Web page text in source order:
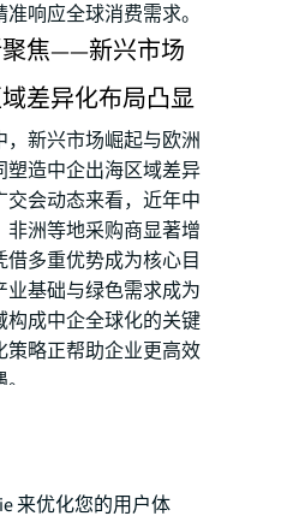
响应全球消费需求。
焦——新兴市场
差异化布局凸显
新兴市场崛起与欧洲
塑造中企出海区域差异
会动态来看，近年中
非洲等地采购商显著增
多重优势成为核心目
业基础与绿色需求成为
构成中企全球化的关键
策略正帮助企业更高效
布局逻辑看，中国制
既是看中其在全球产
潜力，追求生产销售
全球供应链的灵活性
来优化您的用户体